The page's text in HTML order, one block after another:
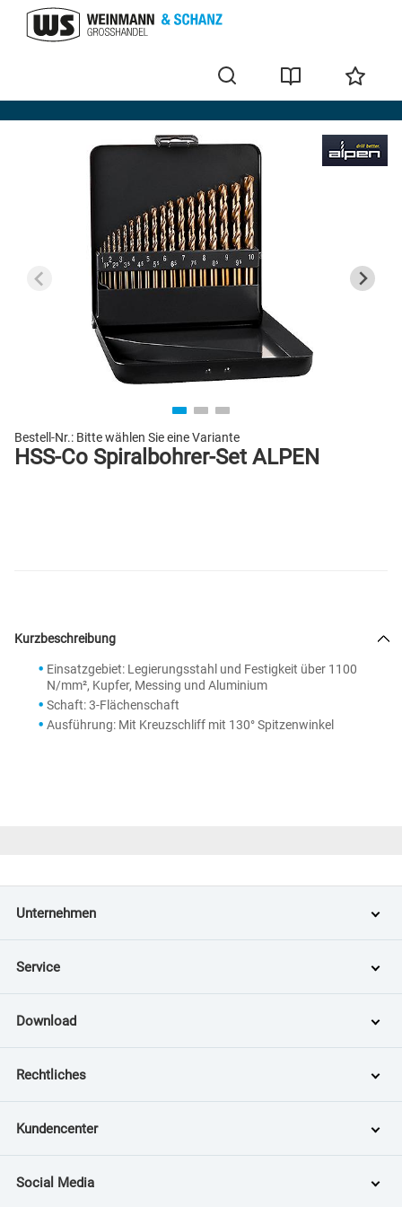
Bohrer-Set
Bestell-Nr.: Bitte wählen Sie eine Variante
HSS-Co Spiralbohrer-Set ALPEN
Kurzbeschreibung
Einsatzgebiet: Legierungsstahl und Festigkeit über 1100
N/mm², Kupfer, Messing und Aluminium
Schaft: 3-Flächenschaft
Ausführung: Mit Kreuzschliff mit 130° Spitzenwinkel
Unternehmen
Service
Download
Rechtliches
Kundencenter
Social Media